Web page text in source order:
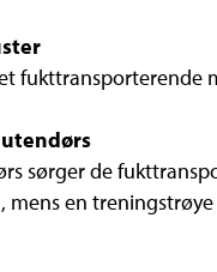
fukttransporterende
sørger de
mens en